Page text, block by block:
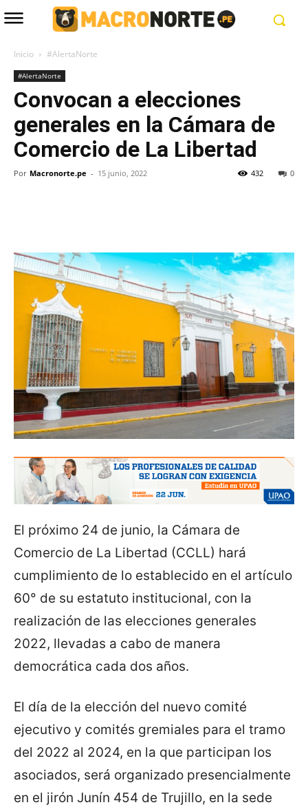
Inicio #AlertaNorte
#AlertaNorte
Convocan a elecciones
generales en la Cámara de
Comercio de La Libertad
Por Macronorte.pe - 15 junio, 2022 0
432
El próximo 24 de junio, la Cámara de
Comercio de La Libertad (CCLL) hará
cumplimiento de lo establecido en el artículo
60° de su estatuto institucional, con la
realización de las elecciones generales
2022, llevadas a cabo de manera
democrática cada dos años.
El día de la elección del nuevo comité
ejecutivo y comités gremiales para el tramo
del 2022 al 2024, en la que participan los
asociados, será organizado presencialmente
en el jirón Junín 454 de Trujillo, en la sede